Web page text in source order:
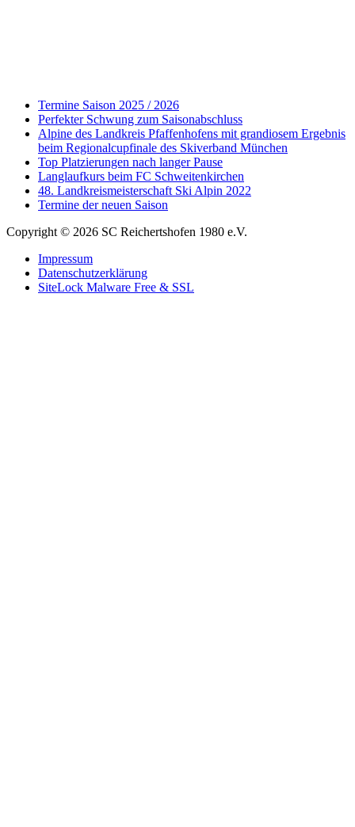
Termine Saison 2025 / 2026
Perfekter Schwung zum Saisonabschluss
Alpine des Landkreis Pfaffenhofens mit grandiosem Ergebnis
beim Regionalcupfinale des Skiverband München
Top Platzierungen nach langer Pause
Langlaufkurs beim FC Schweitenkirchen
48. Landkreismeisterschaft Ski Alpin 2022
Termine der neuen Saison
Copyright © 2026 SC Reichertshofen 1980 e.V.
Impressum
Datenschutzerklärung
SiteLock Malware Free & SSL